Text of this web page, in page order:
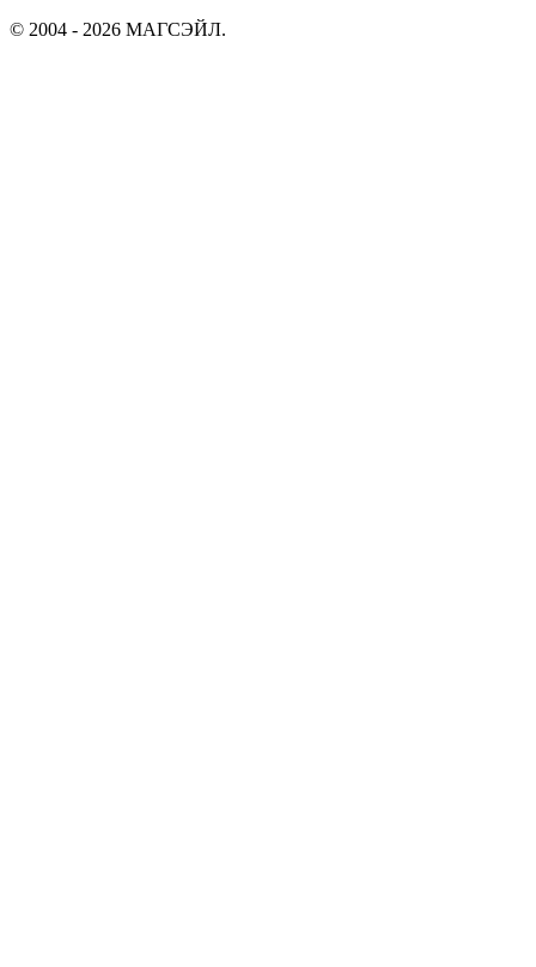
© 2004 - 2026 МАГСЭЙЛ.